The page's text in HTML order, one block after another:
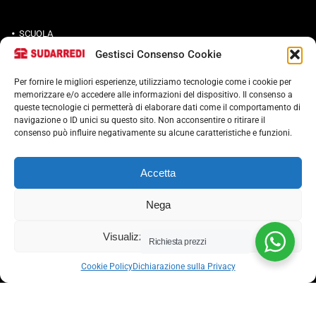
Gestisci Consenso Cookie
Per fornire le migliori esperienze, utilizziamo tecnologie come i cookie per
memorizzare e/o accedere alle informazioni del dispositivo. Il consenso a
queste tecnologie ci permetterà di elaborare dati come il comportamento di
navigazione o ID unici su questo sito. Non acconsentire o ritirare il
consenso può influire negativamente su alcune caratteristiche e funzioni.
Accetta
Nega
Visualizza le preferenze
Cookie PolicyDichiarazione sulla Privacy
SCUOLA
UFFICIO
METALLICO
CONTRACT
POLITICA ANTICORRUZIONE 37001
Richiesta prezzi